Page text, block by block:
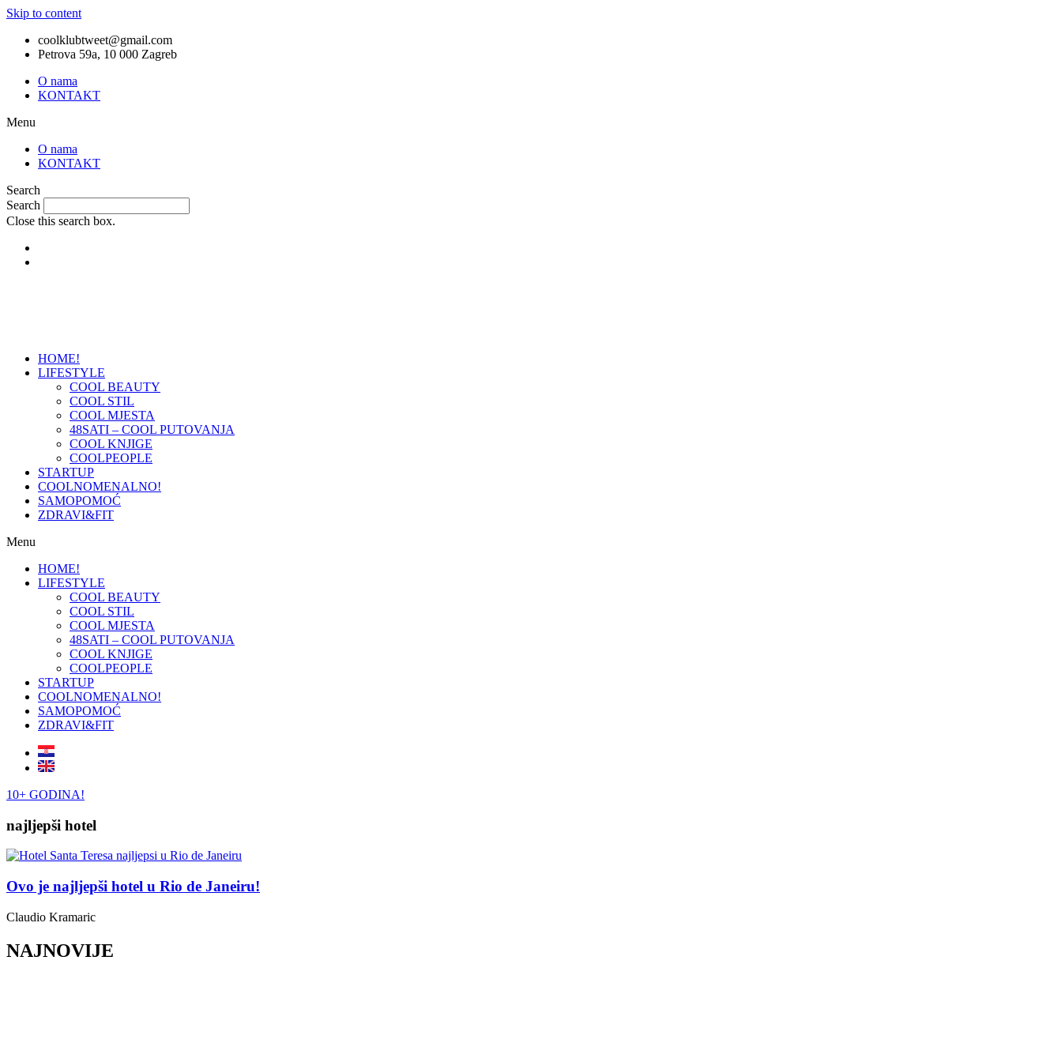
Skip to content
coolklubtweet@gmail.com
Petrova 59a, 10 000 Zagreb
O nama
KONTAKT
Menu
O nama
KONTAKT
Search
Search
Close this search box.
HOME!
LIFESTYLE
COOL BEAUTY
COOL STIL
COOL MJESTA
48SATI – COOL PUTOVANJA
COOL KNJIGE
COOLPEOPLE
STARTUP
COOLNOMENALNO!
SAMOPOMOĆ
ZDRAVI&FIT
Menu
HOME!
LIFESTYLE
COOL BEAUTY
COOL STIL
COOL MJESTA
48SATI – COOL PUTOVANJA
COOL KNJIGE
COOLPEOPLE
STARTUP
COOLNOMENALNO!
SAMOPOMOĆ
ZDRAVI&FIT
10+ GODINA!
najljepši hotel
Ovo je najljepši hotel u Rio de Janeiru!
Claudio Kramaric
NAJNOVIJE